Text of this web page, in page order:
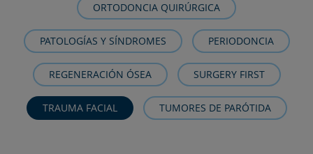
ORTODONCIA QUIRÚRGICA
PATOLOGÍAS Y SÍNDROMES PERIODONCIA
REGENERACIÓN ÓSEA SURGERY FIRST
TRAUMA FACIAL TUMORES DE PARÓTIDA